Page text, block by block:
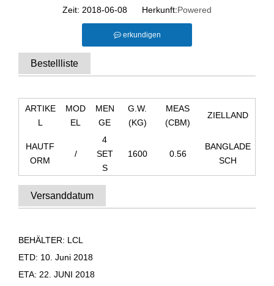
Zeit: 2018-06-08 Herkunft:Powered
erkundigen
Bestellliste
ARTIKE
L
MOD
EL
MEN
GE
G.W.
(KG)
MEAS
(CBM)
ZIELLAND
HAUTF
ORM
/
4
SET
S
1600 0.56
BANGLADE
SCH
Versanddatum
BEHÄLTER: LCL
ETD: 10. Juni 2018
ETA: 22. JUNI 2018